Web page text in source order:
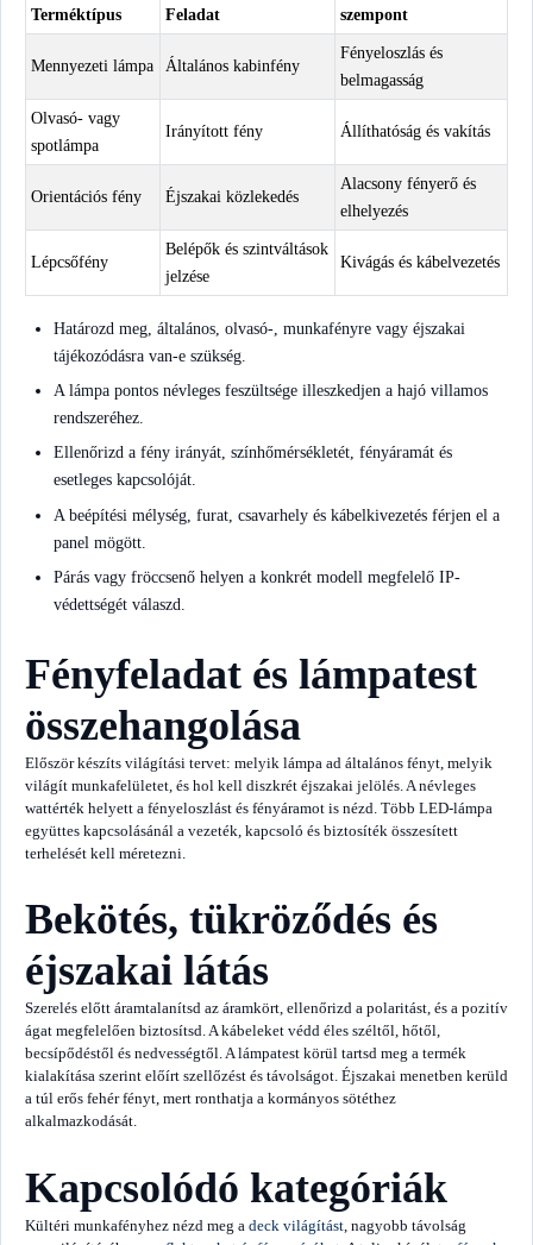
Terméktípus Feladat
szempont
Mennyezeti lámpa Általános kabinfény
Fényeloszlás és
belmagasság
Olvasó- vagy
spotlámpa
Irányított fény Állíthatóság és vakítás
Orientációs fény Éjszakai közlekedés
Alacsony fényerő és
elhelyezés
Lépcsőfény
Belépők és szintváltások
jelzése
Kivágás és kábelvezetés
Határozd meg, általános, olvasó-, munkafényre vagy éjszakai
tájékozódásra van-e szükség.
A lámpa pontos névleges feszültsége illeszkedjen a hajó villamos
rendszeréhez.
Ellenőrizd a fény irányát, színhőmérsékletét, fényáramát és
esetleges kapcsolóját.
A beépítési mélység, furat, csavarhely és kábelkivezetés férjen el a
panel mögött.
Párás vagy fröccsenő helyen a konkrét modell megfelelő IP-
védettségét válaszd.
Fényfeladat és lámpatest
összehangolása
Először készíts világítási tervet: melyik lámpa ad általános fényt, melyik
világít munkafelületet, és hol kell diszkrét éjszakai jelölés. A névleges
wattérték helyett a fényeloszlást és fényáramot is nézd. Több LED-lámpa
együttes kapcsolásánál a vezeték, kapcsoló és biztosíték összesített
terhelését kell méretezni.
Bekötés, tükröződés és
éjszakai látás
Szerelés előtt áramtalanítsd az áramkört, ellenőrizd a polaritást, és a pozitív
ágat megfelelően biztosítsd. A kábeleket védd éles széltől, hőtől,
becsípődéstől és nedvességtől. A lámpatest körül tartsd meg a termék
kialakítása szerint előírt szellőzést és távolságot. Éjszakai menetben kerüld
a túl erős fehér fényt, mert ronthatja a kormányos sötéthez
alkalmazkodását.
Kapcsolódó kategóriák
Kültéri munkafényhez nézd meg a deck világítást , nagyobb távolság